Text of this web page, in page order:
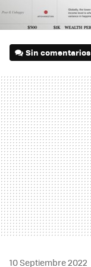
Sin comentarios
10 Septiembre 2022